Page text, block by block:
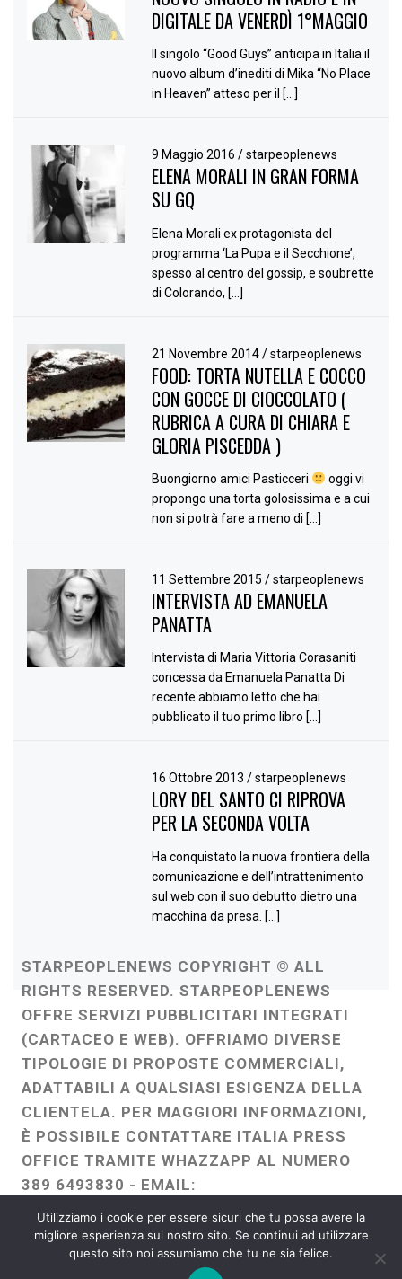
DIGITALE DA VENERDÌ 1°MAGGIO
Il singolo “Good Guys” anticipa in Italia il
nuovo album d’inediti di Mika “No Place
in Heaven” atteso per il […]
9 Maggio 2016/ starpeoplenews
ELENA MORALI IN GRAN FORMA
SU GQ
Elena Morali ex protagonista del
programma ‘La Pupa e il Secchione’,
spesso al centro del gossip, e soubrette
di Colorando, […]
21 Novembre 2014/ starpeoplenews
FOOD: TORTA NUTELLA E COCCO
CON GOCCE DI CIOCCOLATO (
RUBRICA A CURA DI CHIARA E
GLORIA PISCEDDA )
Buongiorno amici Pasticceri
oggi vi
propongo una torta golosissima e a cui
non si potrà fare a meno di […]
11 Settembre 2015/ starpeoplenews
INTERVISTA AD EMANUELA
PANATTA
Intervista di Maria Vittoria Corasaniti
concessa da Emanuela Panatta Di
recente abbiamo letto che hai
pubblicato il tuo primo libro […]
16 Ottobre 2013/ starpeoplenews
LORY DEL SANTO CI RIPROVA
PER LA SECONDA VOLTA
Ha conquistato la nuova frontiera della
comunicazione e dell’intrattenimento
sul web con il suo debutto dietro una
macchina da presa. […]
STARPEOPLENEWS COPYRIGHT © ALL
RIGHTS RESERVED. STARPEOPLENEWS
OFFRE SERVIZI PUBBLICITARI INTEGRATI
(CARTACEO E WEB). OFFRIAMO DIVERSE
TIPOLOGIE DI PROPOSTE COMMERCIALI,
ADATTABILI A QUALSIASI ESIGENZA DELLA
CLIENTELA. PER MAGGIORI INFORMAZIONI,
È POSSIBILE CONTATTARE ITALIA PRESS
OFFICE TRAMITE WHAZZAPP AL NUMERO
389 6493830 - EMAIL:
ITALIAPRESSOFFICE@GMAIL.COM
WEBMASTER :FRANCESCO GENTILE
FREELANCE
Utilizziamo i cookie per essere sicuri che tu possa avere la
migliore esperienza sul nostro sito. Se continui ad utilizzare
questo sito noi assumiamo che tu ne sia felice.